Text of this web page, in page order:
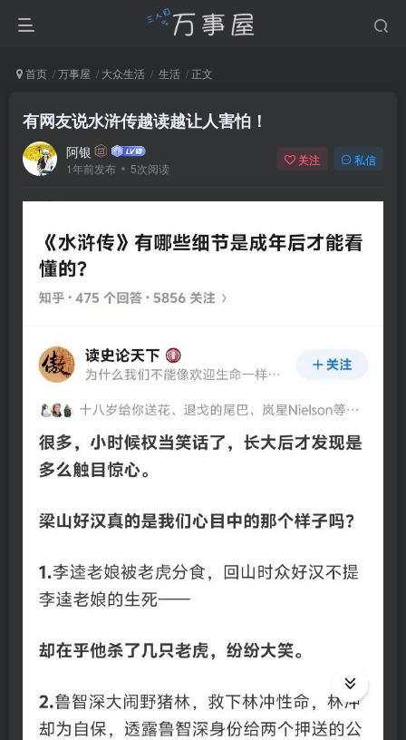
首页 万事屋 大众生活 生活 正文
有网友说水浒传越读越让人害怕！
阿银
1年前发布 5次阅读
关注 私信